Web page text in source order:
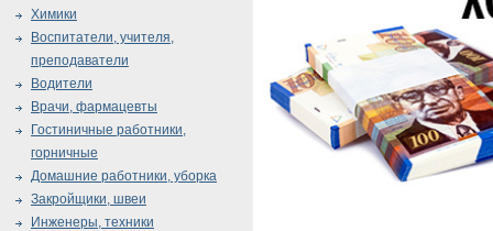
Химики
Воспитатели, учителя,
преподаватели
Водители
Врачи, фармацевты
Гостиничные работники,
горничные
Домашние работники, уборка
Закройщики, швеи
Инженеры, техники